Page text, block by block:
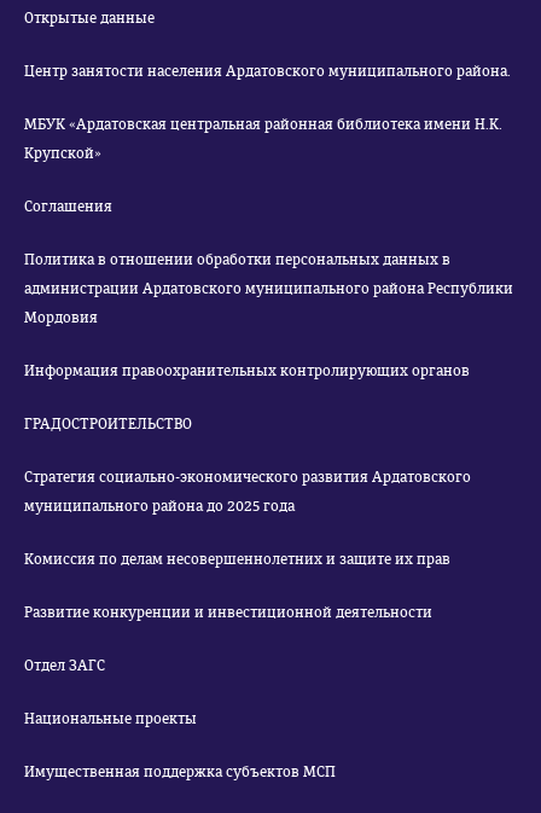
Открытые данные
Центр занятости населения Ардатовского муниципального района.
МБУК «Ардатовская центральная районная библиотека имени Н.К.
Крупской»
Соглашения
Политика в отношении обработки персональных данных в
администрации Ардатовского муниципального района Республики
Мордовия
Информация правоохранительных контролирующих органов
ГРАДОСТРОИТЕЛЬСТВО
Стратегия социально-экономического развития Ардатовского
муниципального района до 2025 года
Комиссия по делам несовершеннолетних и защите их прав
Развитие конкуренции и инвестиционной деятельности
Отдел ЗАГС
Национальные проекты
Имущественная поддержка субъектов МСП